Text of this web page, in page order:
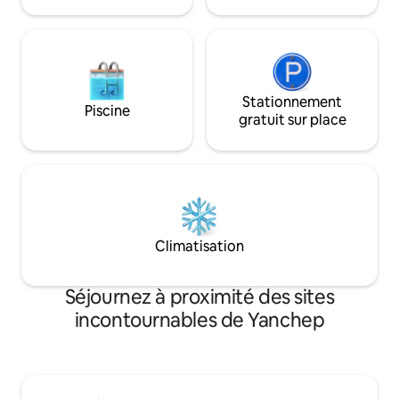
divertissant en bas, une 4e
chambre/chambre d'amis ou bureau. La
pour tous vos besoins divertissants. À
l'étage, c'est le vrai arrêt du spectacle...
une vue imprenable depuis la salle à
manger ouverte, le salon et la cuisine
vous frappent à chaque fenêtre. Une
sensation ouverte et aérée est créée
divertissement et englobant les vues
l’océan et de la
Piscine
Stationnement
gratuit sur place
Climatisation
Séjournez à proximité des sites
incontournables de Yanchep